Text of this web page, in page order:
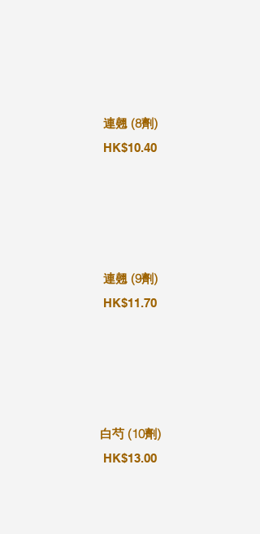
連翹 (8劑)
HK$10.40
連翹 (9劑)
HK$11.70
白芍 (10劑)
HK$13.00